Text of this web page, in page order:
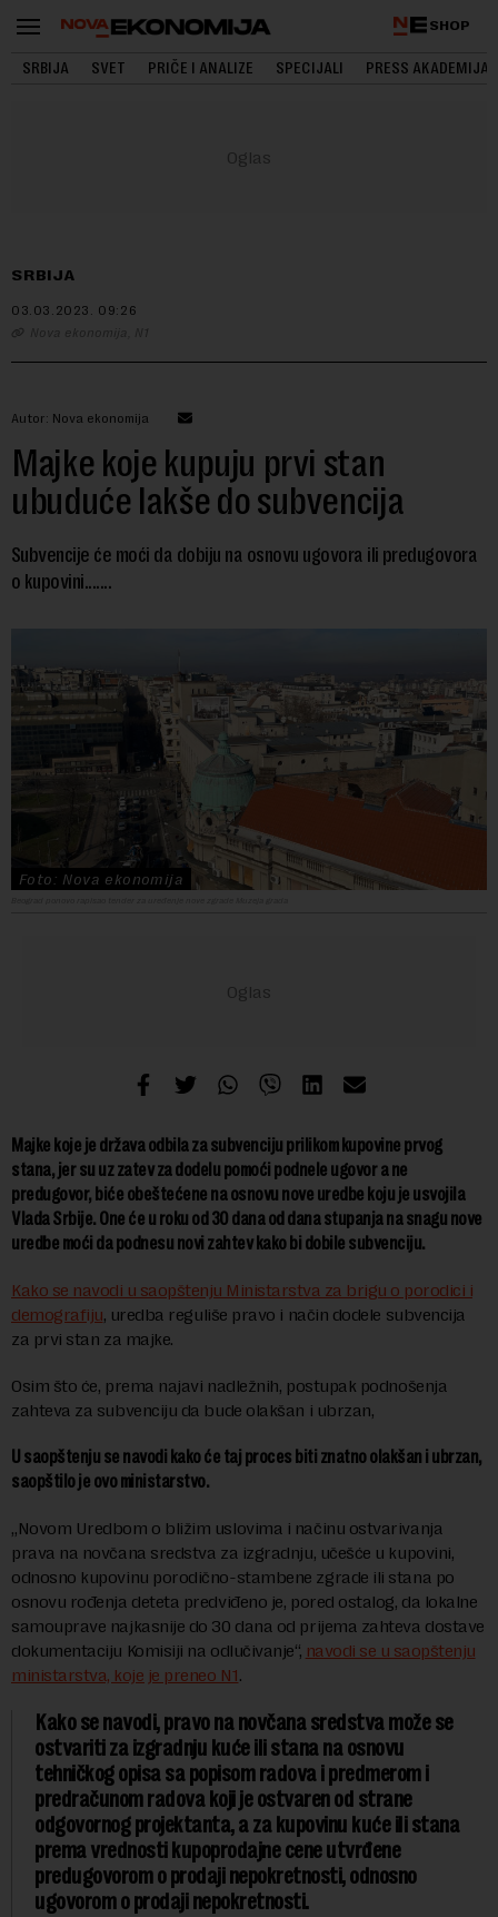
SHOP
SRBIJA SVET PRIČE I ANALIZE SPECIJALI PRESS AKADEMIJA
SRBIJA
03.03.2023. 09:26
Nova ekonomija, N1
Autor: Nova ekonomija
Majke koje kupuju prvi stan
ubuduće lakše do subvencija
Subvencije će moći da dobiju na osnovu ugovora ili predugovora
o kupovini.......
Foto: Nova ekonomija
Majke koje je država odbila za subvenciju prilikom kupovine prvog
stana, jer su uz zatev za dodelu pomoći podnele ugovor a ne
predugovor, biće obeštećene na osnovu nove uredbe koju je usvojila
Vlada Srbije. One će u roku od 30 dana od dana stupanja na snagu nove
uredbe moći da podnesu novi zahtev kako bi dobile subvenciju.
Kako se navodi u saopštenju Ministarstva za brigu o porodici i
demografiju, uredba reguliše pravo i način dodele subvencija
za prvi stan za majke.
Osim što će, prema najavi nadležnih, postupak podnošenja
zahteva za subvenciju da bude olakšan i ubrzan,
U saopštenju se navodi kako će taj proces biti znatno olakšan i ubrzan,
saopštilo je ovo ministarstvo.
„Novom Uredbom o bližim uslovima i načinu ostvarivanja
prava na novčana sredstva za izgradnju, učešće u kupovini,
odnosno kupovinu porodično-stambene zgrade ili stana po
osnovu rođenja deteta predviđeno je, pored ostalog, da lokalne
samouprave najkasnije do 30 dana od prijema zahteva dostave
dokumentaciju Komisiji na odlučivanje“, navodi se u saopštenju
ministarstva, koje je preneo N1.
Kako se navodi, pravo na novčana sredstva može se
ostvariti za izgradnju kuće ili stana na osnovu
tehničkog opisa sa popisom radova i predmerom i
predračunom radova koji je ostvaren od strane
odgovornog projektanta, a za kupovinu kuće ili stana
prema vrednosti kupoprodajne cene utvrđene
predugovorom o prodaji nepokretnosti, odnosno
ugovorom o prodaji nepokretnosti.